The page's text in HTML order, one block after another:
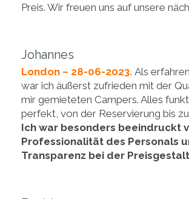
Preis. Wir freuen uns auf unsere
Johannes
London – 28-06-2023. Als
war ich äußerst zufrieden mit der
mir gemieteten Campers. Alles
perfekt, von der Reservierung bis
Ich war besonders beeindruckt
Professionalität des Personals
Transparenz bei der